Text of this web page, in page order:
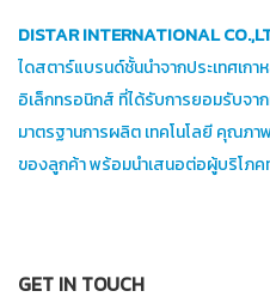
DISTAR INTERNATIONAL
ไดสตาร์แบรนด์ชั้นนำจากประเทศเก
อิเล็กทรอนิกส์ ที่ได้รับการยอมรับจา
มาตรฐานการผลิต เทคโนโลยี คุณภา
ของลูกค้า พร้อมนำเสนอต่อผู้บริโภค
GET IN TOUCH